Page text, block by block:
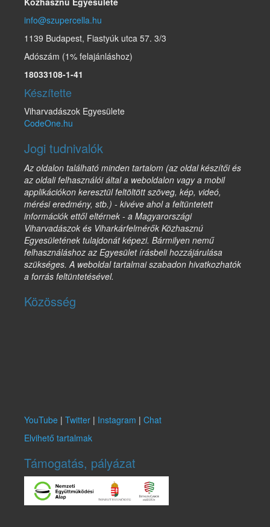
info@szupercella.hu
1139 Budapest, Fiastyúk utca 57. 3/3
Adószám (1% felajánláshoz)
18033108-1-41
Készítette
Viharvadászok Egyesülete
CodeOne.hu
Jogi tudnivalók
Az oldalon található minden tartalom (az oldal készítői és
az oldali felhasználói által a weboldalon vagy a mobil
applikációkon keresztül feltöltött szöveg, kép, videó,
mérési eredmény, stb.) - kivéve ahol a feltüntetett
információk ettől eltérnek - a Magyarországi
Viharvadászok és Viharkárfelmérők Közhasznú
Egyesületének tulajdonát képezi. Bármilyen nemű
felhasználáshoz az Egyesület írásbeli hozzájárulása
szükséges. A weboldal tartalmai szabadon hivatkozhatók
a forrás feltüntetésével.
Közösség
YouTube | Twitter | Instagram | Chat
Elvihető tartalmak
Támogatás, pályázat